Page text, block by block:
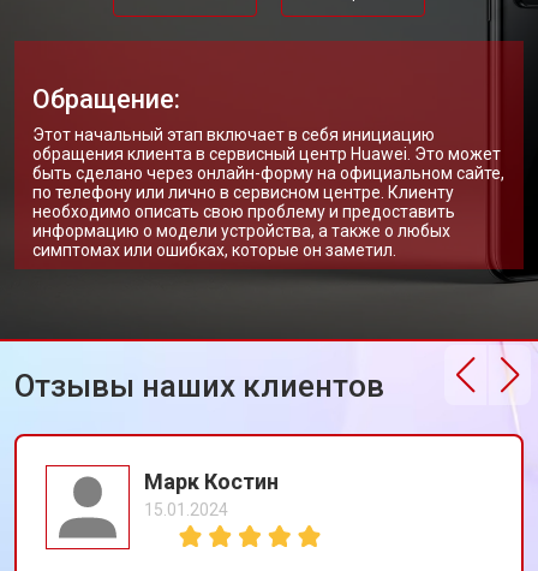
Обращение:
Этот начальный этап включает в себя инициацию
обращения клиента в сервисный центр Huawei. Это может
быть сделано через онлайн-форму на официальном сайте,
по телефону или лично в сервисном центре. Клиенту
необходимо описать свою проблему и предоставить
информацию о модели устройства, а также о любых
симптомах или ошибках, которые он заметил.
Отзывы наших клиентов
Марк Костин
15.01.2024